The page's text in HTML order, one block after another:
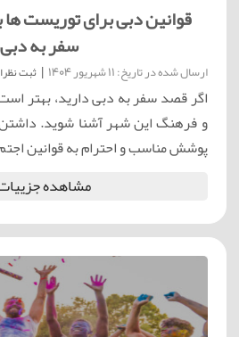
قوانین دبی برای توریست ها
سفر به دبی
ارسال شده در تاریخ: 11 شهریور 1404 | ثبت
اگر قصد سفر به دبی دارید، بهتر
و فرهنگ این شهر آشنا شوید.
پوشش مناسب و احترام به قوانین
مشاهده